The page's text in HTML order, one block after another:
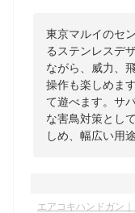
東京マルイのセ
るステンレスデ
ながら、威力、
操作も楽しめま
て遊べます。サ
な害鳥対策とし
しめ、幅広い用
エアコキハンドガン